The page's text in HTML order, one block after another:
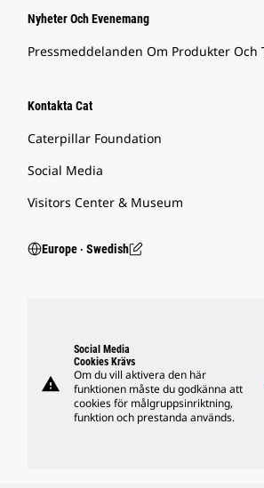
Nyheter Och Evenemang
Pressmeddelanden Om Produkter Och
Kontakta Cat
Caterpillar Foundation
Social Media
Visitors Center & Museum
Europe ‧ Swedish
warning
Social Media
Cookies Krävs
Om du vill aktivera den här
funktionen måste du godkänna att
cookies för målgruppsinriktning,
funktion och prestanda används.